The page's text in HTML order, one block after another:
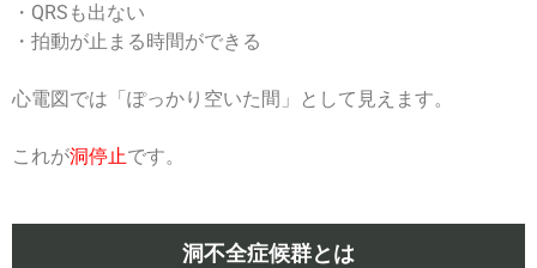
・QRSも出ない
・拍動が止まる時間ができる
心電図では「ぽっかり空いた間」として見えます。
これが洞停止です。
洞不全症候群とは